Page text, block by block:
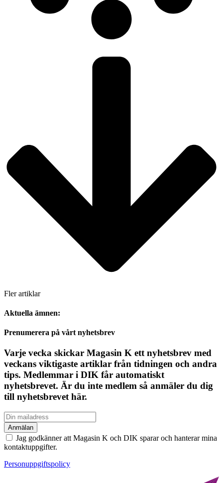
Fler artiklar
Aktuella ämnen:
Prenumerera på vårt nyhetsbrev
Varje vecka skickar Magasin K ett nyhetsbrev med
veckans viktigaste artiklar från tidningen och andra
tips. Medlemmar i DIK får automatiskt
nyhetsbrevet. Är du inte medlem så anmäler du dig
till nyhetsbrevet här.
Jag godkänner att Magasin K och DIK sparar och hanterar mina
kontaktuppgifter.
Personuppgiftspolicy